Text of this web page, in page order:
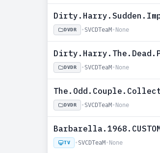
DVDR • SVCDTeaM • None
DVDR • SVCDTeaM • None
DVDR • SVCDTeaM • None
TV • SVCDTeaM • None